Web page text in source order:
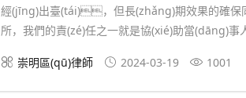
經(jīng)出臺(tái)，但長(zhǎng)期效果的確
所，我們的責(zé)任之一就是協(xié)助當(dāng)事
崇明區(qū)律師 2024-03-19 1001